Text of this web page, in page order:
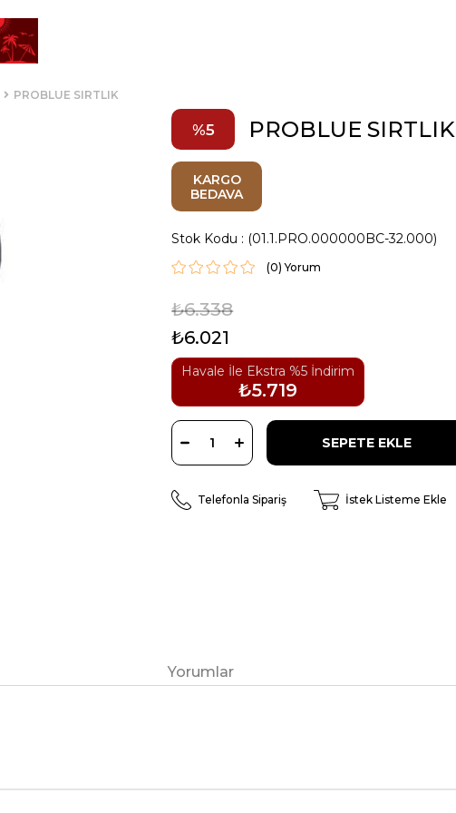
PROBLUE SIRTLIK
5 PROBLUE SIRTLIK
KARGO
BEDAVA
Stok Kodu (01.1.PRO.000000BC-32.000)
(0)
₺6.338
₺6.021
Havale İle Ekstra %5 İndirim
₺5.719
Telefonla Sipariş İstek Listeme Ekle
Yorumlar